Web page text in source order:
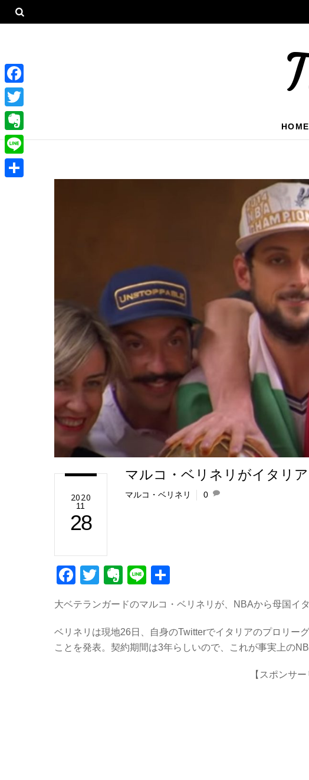
HOME
2020
11
28
マルコ・ベリネリがイタリ
マルコ・ベリネリ 0
F
c
e
b
T
tt
er
E
er
n
ot
Li
e
大ベテランガードのマルコ・ベリネリが、NBAから母国イ
ベリネリは現地26日、自身のTwitterでイタリアのプロリー
ことを発表。契約期間は3年らしいので、これが事実上の
【スポンサー
F
a
c
e
b
T
w
i
E
v
e
L